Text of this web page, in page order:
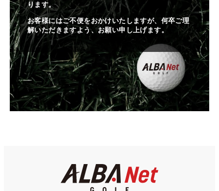
ります。
お客様にはご不便をおかけいたしますが、何卒ご理
解いただきますよう、お願い申し上げます。